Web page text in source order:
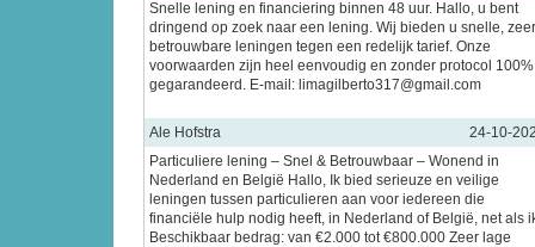
Snelle lening en financiering binnen 48 uur. Hallo, u bent
dringend op zoek naar een lening. Wij bieden u snelle, zeer
betrouwbare leningen tegen een redelijk tarief. Onze
voorwaarden zijn heel eenvoudig en zonder protocol 100%
gegarandeerd. E-mail: limagilberto317@gmail.com
Ale Hofstra
24-10-
Particuliere lening – Snel & Betrouwbaar – Wonend in
Nederland en België Hallo, Ik bied serieuze en veilige
leningen tussen particulieren aan voor iedereen die
financiële hulp nodig heeft, in Nederland of België, net als
Beschikbaar bedrag: van €2.000 tot €800.000 Zeer lage